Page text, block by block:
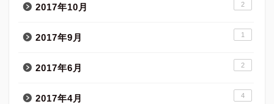
2017年10月 2
2017年9月 1
2017年6月 2
2017年4月 4